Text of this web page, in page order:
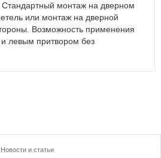
Стандартный монтаж на дверном
или монтаж на дверной
Возможность применения
левым притвором без
Новости и статьи